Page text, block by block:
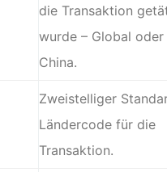
die Transaktion
wurde – Global oder
China.
Zweistelliger
Ländercode für die
Transaktion.